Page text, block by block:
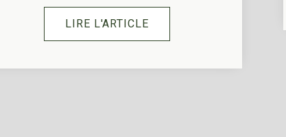
LIRE L'ARTICLE